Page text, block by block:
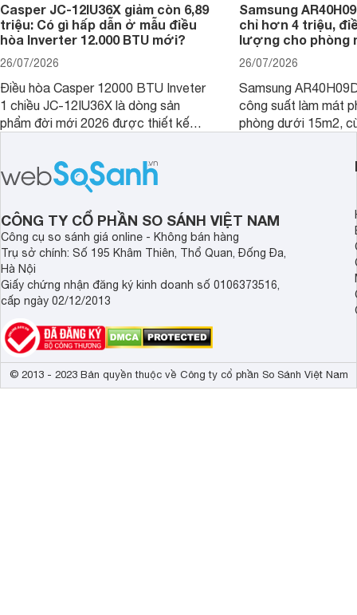
Casper JC-12IU36X giảm còn 6,89
triệu: Có gì hấp dẫn ở mẫu điều
hòa Inverter 12.000 BTU mới?
26/07/2026
Điều hòa Casper 12000 BTU Inveter
1 chiều JC-12IU36X là dòng sản
phẩm đời mới 2026 được thiết kế
có giá bán rất hợp lý.
Samsung
chỉ hơn 4 triệu,
lượng cho phòng
26/07/2026
Samsung
công suất làm mát
phòng dưới 15m2,
CÔNG TY CỔ PHẦN SO SÁNH VIỆT NAM
Công cụ so sánh giá online - Không bán hàng
Trụ sở chính: Số 195 Khâm Thiên, Thổ Quan, Đống Đa,
Hà Nội
Giấy chứng nhận đăng ký kinh doanh số 0106373516,
cấp ngày 02/12/2013
© 2013 - 2023 Bản quyền thuộc về Công ty cổ phần So Sánh Việt Nam